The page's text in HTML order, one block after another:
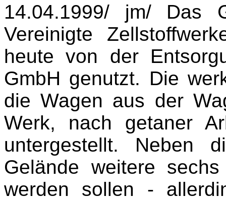
14.04.1999/ jm/ Das
Vereinigte
heute von der
GmbH genutzt. Die
die Wagen aus der
Werk, nach getaner
untergestellt. Neben
Gelände weitere
werden sollen -